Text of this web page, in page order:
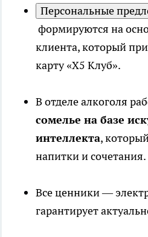
Персональные
формируются на
клиента, который
карту «Х5 Клуб».
В отделе алкоголя
сомелье на базе
интеллекта,
напитки и сочетания.
Все ценники —
гарантирует